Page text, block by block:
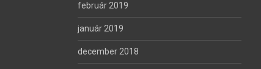
február 2019
január 2019
december 2018